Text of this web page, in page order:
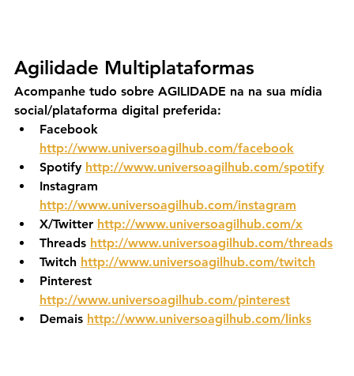
Agilidade Multiplataformas
Acompanhe tudo sobre AGILIDADE na na sua mídia
social/plataforma digital preferida:
Facebook
http://www.universoagilhub.com/facebook
Spotify http://www.universoagilhub.com/spotify
Instagram
http://www.universoagilhub.com/instagram
X/Twitter http://www.universoagilhub.com/x
Threads http://www.universoagilhub.com/threads
Twitch http://www.universoagilhub.com/twitch
Pinterest
http://www.universoagilhub.com/pinterest
Demais http://www.universoagilhub.com/links